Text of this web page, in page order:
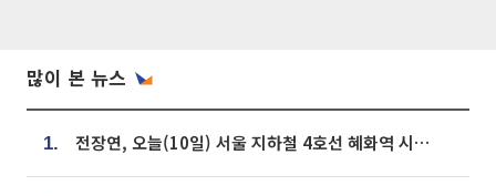
많이 본 뉴스
1. 전장연, 오늘(10일) 서울 지하철 4호선 혜화역 시위…1호선 용산역 무정차